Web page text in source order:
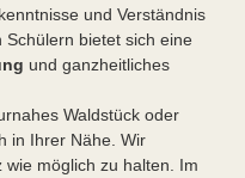
und Verständnis
bietet sich eine
und ganzheitliches
Waldstück oder
in Ihrer Nähe. Wir
möglich zu halten. Im